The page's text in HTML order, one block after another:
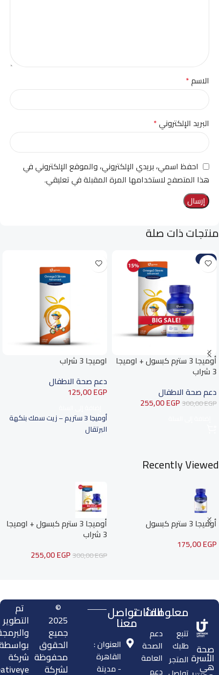
الاسم*
البريد الإلكتروني*
احفظ اسمي، بريدي الإلكتروني، والموقع الإلكتروني في
هذا المتصفح لاستخدامها المرة المقبلة في تعليقي.
منتجات ذات صلة
-15%
أوميجا 3 سترم كبسول + اوميجا
3 شراب
دعم صحة الاطفال
300,00EGP
255,00EGP
اوميجا 3 شراب
دعم صحة الاطفال
125,00EGP
أوميجا 3 ستريم – زيت سمك بنكهة
البرتقال
Recently Viewed
أوميجا 3 سترم كبسول
175,00EGP
أوميجا 3 سترم كبسول + اوميجا
3 شراب
300,00EGP
255,00EGP
صحة
الأسرة
هي
معلومات
تتبع
طلبك
المتجر
الفئات
دعم
الصحة
العامة
دعم
تواصل
معنا
العنوان :
القاهرة
- مدينة
©
2025
جميع
الحقوق
محفوظة
لشركة
تم
التطوير
شركة